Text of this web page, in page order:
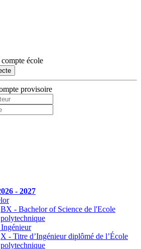
école
provisoire
- 2027
BX - Bachelor of Science de l'Ecole
polytechnique
X - Titre d’Ingénieur diplômé de l’École
polytechnique